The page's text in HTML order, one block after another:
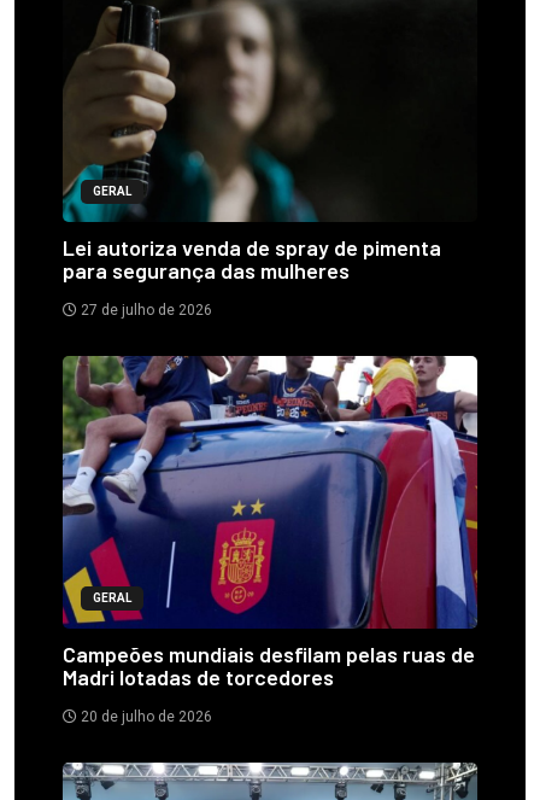
GERAL
Lei autoriza venda de spray de pimenta
para segurança das mulheres
27 de julho de 2026
GERAL
Campeões mundiais desfilam pelas ruas de
Madri lotadas de torcedores
20 de julho de 2026